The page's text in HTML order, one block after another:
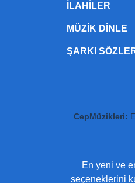
ILAHILER
MÜZIK DINLE
ŞARKI
CepMüzikleri:
En yeni ve
seçeneklerini